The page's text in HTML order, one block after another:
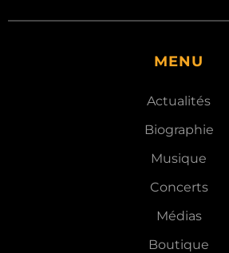
MENU
Actualités
Biographie
Musique
Concerts
Médias
Boutique